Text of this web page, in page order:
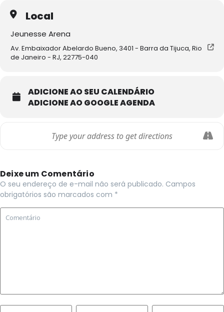
Local
Jeunesse Arena
Av. Embaixador Abelardo Bueno, 3401 - Barra da Tijuca, Rio
de Janeiro - RJ, 22775-040
ADICIONE AO SEU CALENDÁRIO
ADICIONE AO GOOGLE AGENDA
Deixe um Comentário
O seu endereço de e-mail não será publicado. Campos
obrigatórios são marcados com *